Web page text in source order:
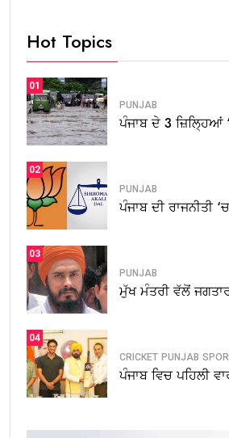
Hot Topics
01
PUNJAB
ਪੰਜਾਬ ਦੇ 3 ਜ਼ਿਲ੍ਹਿਆਂ
02
PUNJAB
ਪੰਜਾਬ ਦੀ ਰਾਜਨੀਤੀ
03
PUNJAB
ਮੁੱਖ ਮੰਤਰੀ ਵੱਲੋਂ
04
CRICKET PUNJAB
ਪੰਜਾਬ ਵਿਚ ਪਹਿਲੀ